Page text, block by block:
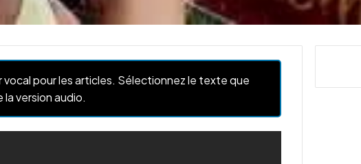
pour les articles. Sélectionnez le texte que
version audio.